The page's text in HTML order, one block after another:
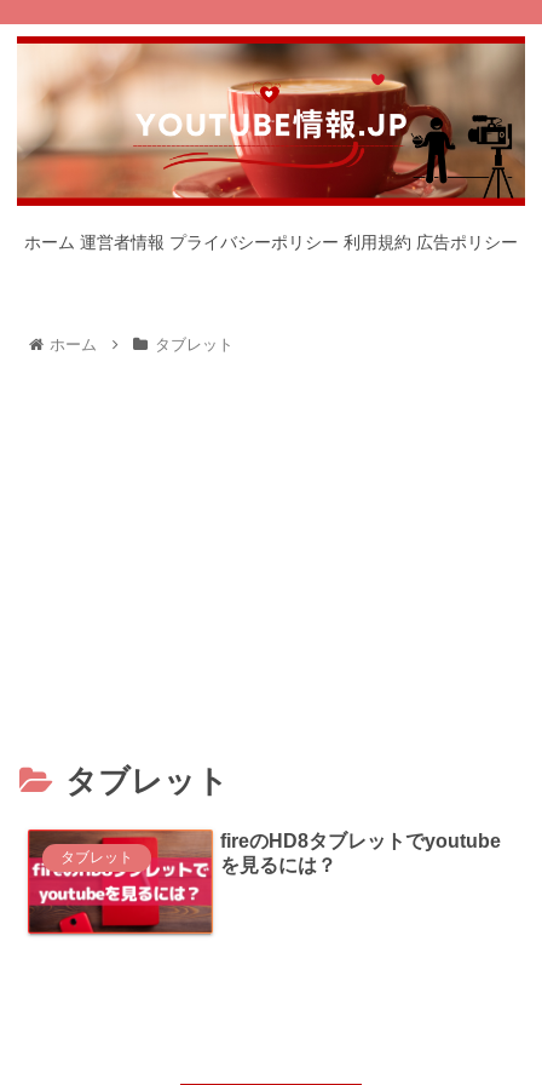
ホーム 運営者情報 プライバシーポリシー 利用規約 広告ポリシー
ホーム タブレット
タブレット
タブレット
fireのHD8タブレットでyoutube
を見るには？